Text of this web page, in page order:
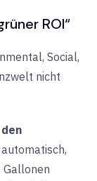
ROI“
Social,
nicht
Gallonen